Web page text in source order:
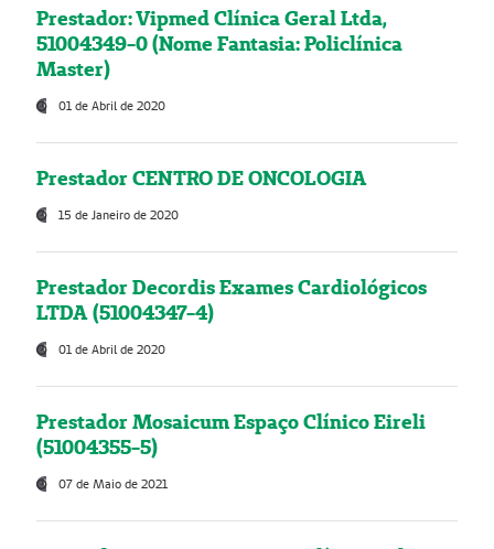
Prestador: Vipmed Clínica Geral Ltda,
51004349-0 (Nome Fantasia: Policlínica
Master)
01 de Abril de 2020
Prestador CENTRO DE ONCOLOGIA
15 de Janeiro de 2020
Prestador Decordis Exames Cardiológicos
LTDA (51004347-4)
01 de Abril de 2020
Prestador Mosaicum Espaço Clínico Eireli
(51004355-5)
07 de Maio de 2021